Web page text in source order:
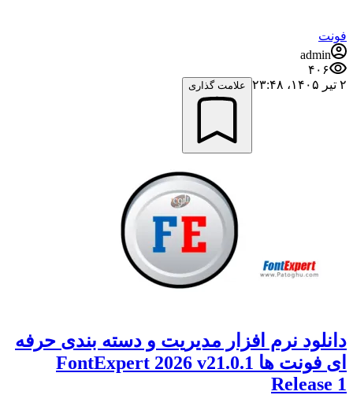
علامت گذاری
نرم افزار مدیریت و دسته بندی حرفه
ای فونت ها FontExpert 2026 v21.0.1